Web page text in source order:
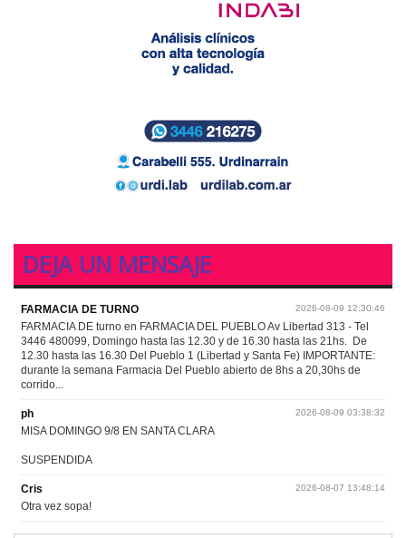
DEJA UN MENSAJE